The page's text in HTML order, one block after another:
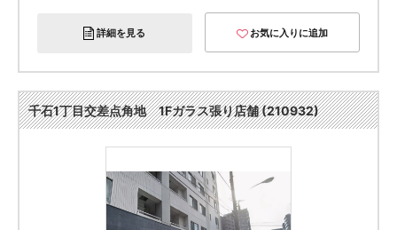
詳細を見る お気に入りに追加
千石1丁目交差点角地 1Fガラス張り店舗 (210932)